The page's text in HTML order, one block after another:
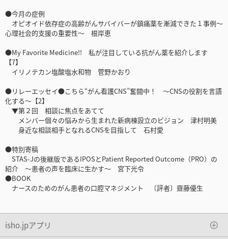
●今月の症例
オピオイド依存症の高齢がんサバイバーが鎮痛薬を漸減できた１事例～
心理社会的支援の重要性～ 根岸恵
●My Favorite Medicine!! 私が注目している抗がん薬を紹介します
【7】
イリノテカン塩酸塩水和物 菅野かおり
●リレーエッセイ●こちら“がん看護CNS”奮闘中！ ～CNSの役割を言語
化する～【2】
▼第２回 相談に焦点をあてて
メンバー個々の悩みから生まれた新病棟設立のビジョン 津村明美
身近な相談相手となれるCNSを目指して 石村愛
●特別寄稿
STAS-Jの後継版であるIPOSとPatient Reported Outcome（PRO）の
紹介 ～患者の声を臨床に生かす～ 宮下光令
●BOOK
ナースのためのがん患者の口腔マネジメント 〔評者〕齋藤優生
isho.jpアプリ